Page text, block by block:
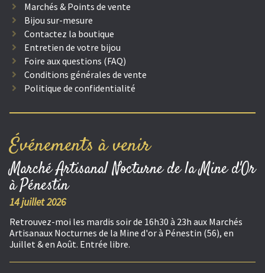
Marchés & Points de vente
Bijou sur-mesure
Contactez la boutique
Entretien de votre bijou
Foire aux questions (FAQ)
Conditions générales de vente
Politique de confidentialité
Événements à venir
Marché Artisanal Nocturne de la Mine d'Or
à Pénestin
14 juillet 2026
Retrouvez-moi les mardis soir de 16h30 à 23h aux Marchés
Artisanaux Nocturnes de la Mine d'or à Pénestin (56), en
Juillet & en Août. Entrée libre.